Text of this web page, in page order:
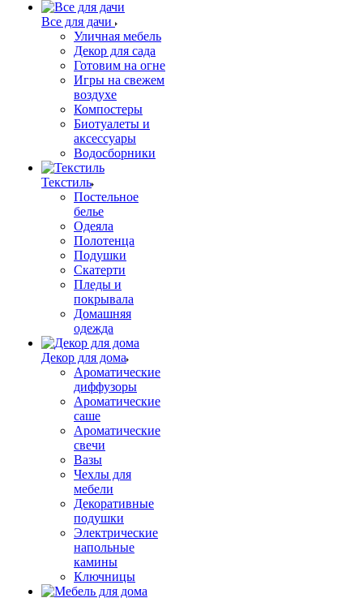
Все для дачи
Уличная мебель
Декор для сада
Готовим на огне
Игры на свежем
воздухе
Компостеры
Биотуалеты и
аксессуары
Водосборники
Текстиль
Постельное
белье
Одеяла
Полотенца
Подушки
Скатерти
Пледы и
покрывала
Домашняя
одежда
Декор для дома
Ароматические
диффузоры
Ароматические
саше
Ароматические
свечи
Вазы
Чехлы для
мебели
Декоративные
подушки
Электрические
напольные
камины
Ключницы